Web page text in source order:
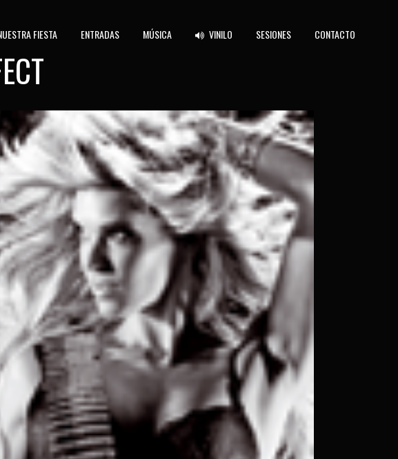
FIESTA ENTRADAS MÚSICA VINILO SESIONES CONTACTO